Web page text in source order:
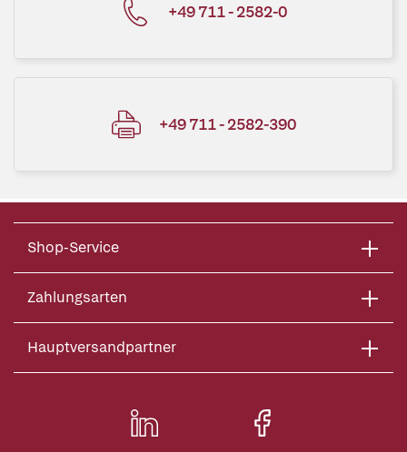
+49 711 - 2582-0
+49 711 - 2582-390
Shop-Service
Zahlungsarten
Hauptversandpartner